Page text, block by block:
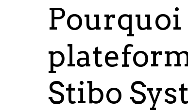
Stibo